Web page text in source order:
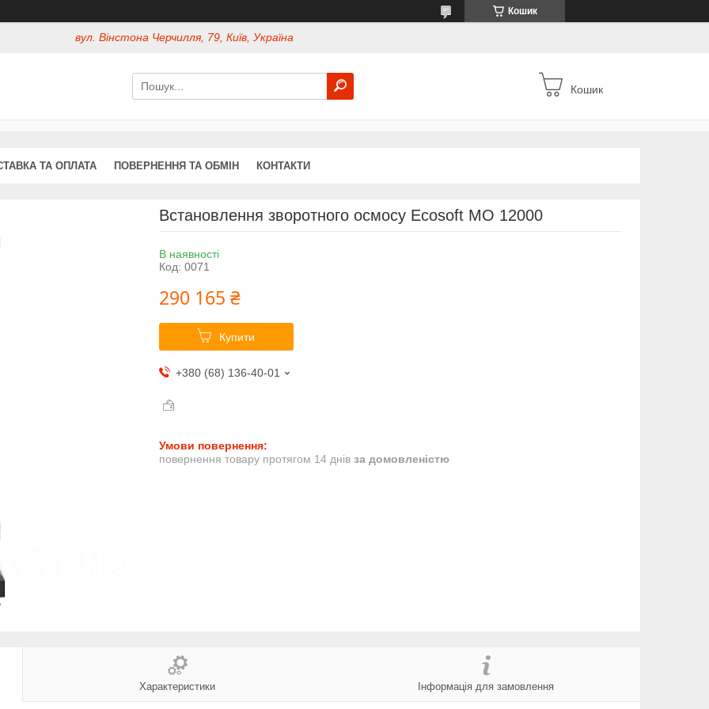
Кошик
вул. Вінстона Черчилля, 79, Київ, Україна
Кошик
ТА ОПЛАТА ПОВЕРНЕННЯ ТА ОБМІН КОНТАКТИ
Встановлення зворотного осмосу Ecosoft MO 12000
В наявності
Код: 0071
290 165 ₴
Купити
+380 (68) 136-40-01
повернення товару протягом 14 днів за домовленістю
Характеристики Інформація для замовлення